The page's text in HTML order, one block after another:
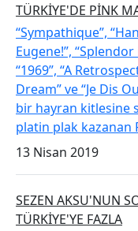
TÜRKİYE'DE PİNK
“Sympathique”,
Eugene!”,
“1969”, “A
Dream” ve “Je Dis
bir hayran kitlesine
platin plak kazanan
13 Nisan 2019
SEZEN AKSU'NUN
TÜRKİYE'YE FAZLA